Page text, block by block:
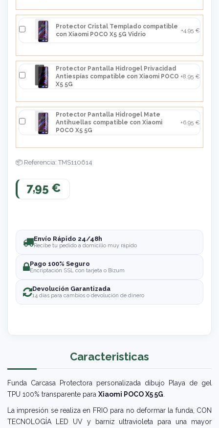
Protector Cristal Templado compatible
con Xiaomi POCO X5 5G Vidrio
+4,95 €
Protector Pantalla Hidrogel Privacidad
Antiespías compatible con Xiaomi POCO
X5 5G
+8,95 €
Protector Pantalla Hidrogel Mate
Antihuellas compatible con Xiaomi
POCO X5 5G
+6,95 €
Referencia: TMS110614
7,95 €
Envío Rápido 24/48h
Recibe tu pedido a domicilio muy rápido
Pago 100% Seguro
Encriptación SSL con tarjeta o Bizum
Devolución Garantizada
14 días para cambios o devolución de dinero
Caracteristicas
Funda Carcasa Protectora personalizada dibujo Playa de gel
TPU 100% transparente para Xiaomi POCO X5 5G
La impresión se realiza en FRIO para no deformar la funda, CON
TECNOLOGÍA LED UV y barniz ultravioleta para una mayor